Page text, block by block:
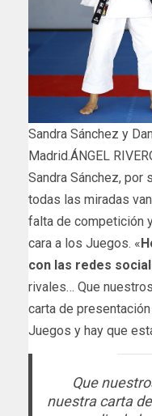
Sandra Sánchez y
Madrid.ÁNGEL
Sandra Sánchez, por
todas las miradas
falta de competición
cara a los Juegos. «
con las redes
rivales… Que
carta de
Juegos y hay que
Que
nuestra carta